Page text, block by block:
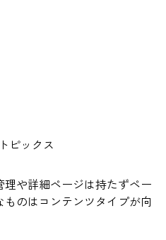
ピックス
や詳細ページは持たずペー
のはコンテンツタイプが向